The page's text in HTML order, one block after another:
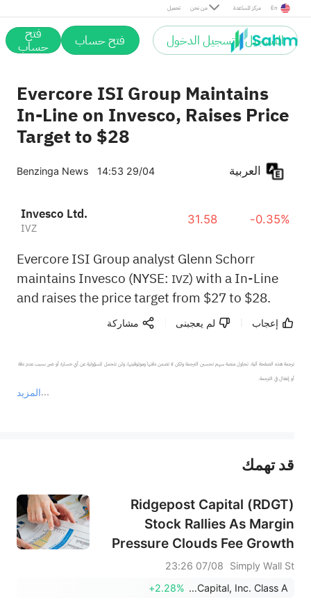
تحميل من نحن مركز المساعدة En
التسجيل / تسجيل الدخول فتح حساب فتح
حساب
Evercore ISI Group Maintains
In-Line on Invesco, Raises Price
Target to $28
Benzinga News 14:53 29/04
Invesco Ltd.
IVZ
31.58 -0.35%
Evercore ISI Group analyst Glenn Schorr
maintains Invesco (NYSE: IVZ) with a In-Line
and raises the price target from $27 to $28.
إعجاب لم يعجبنى مشاركة
المزيد
ترجمة هذه الصفحة آلية. تحاول منصة سهم تحسين الترجمة ولكن لا تضمن دقتها وموثوقيتها، ولن تتحمل المسؤولية عن أي خسارة أو ضرر بسبب عدم دقة
أو إغفال في الترجمة.
عند الضرورة، يرجى استشارة مستشار استثمار محترف. لا تقدم منصة سهم أي مشورة استثمارية، ولا تقدم أي التزامات أو ضمانات.
قد تهمك
Ridgepost Capital (RDGT)
Stock Rallies As Margin
Pressure Clouds Fee Growth
Simply Wall St
07/08 23:26
Ridgepost Capital, Inc. Class A
+2.28%